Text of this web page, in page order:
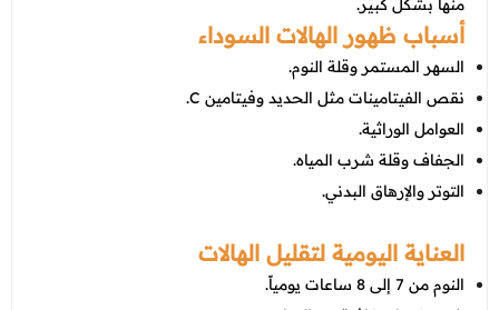
عروض العناية بالشعر
عروض الرجال
عروض جراحات التجميل
عروض قسم الطوارئ
عروض المختبر
عروض الاشعة
عروض الباطنة
عروض العظام
عروض الانف والاذن والحنجرة
منها بشكل كبير.
أسباب ظهور الهالات السوداء
السهر المستمر وقلة النوم.
نقص الفيتامينات مثل الحديد وفيتامين C.
العوامل الوراثية.
الجفاف وقلة شرب المياه.
التوتر والإرهاق البدني.
العناية اليومية لتقليل الهالات
النوم من 7 إلى 8 ساعات يومياً.